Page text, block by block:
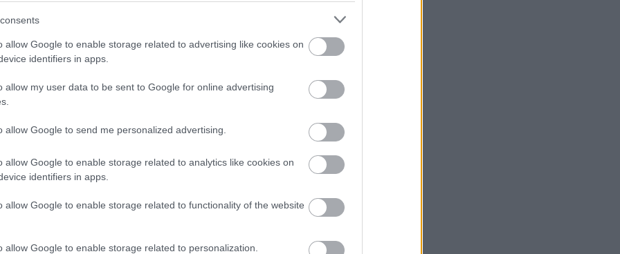
allow Google to enable storage related to advertising like cookies on
identifiers in apps.
allow my user data to be sent to Google for online advertising
allow Google to send me personalized advertising.
allow Google to enable storage related to analytics like cookies on
identifiers in apps.
allow Google to enable storage related to functionality of the website
allow Google to enable storage related to personalization.
árak
LEGO, van
játszik: